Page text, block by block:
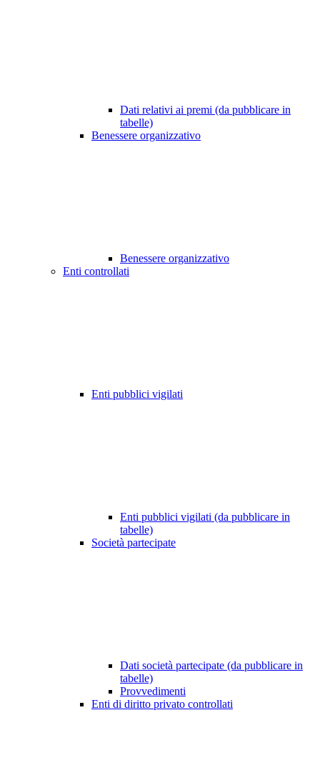
Dati relativi ai premi (da pubblicare in
tabelle)
Benessere organizzativo
Benessere organizzativo
Enti controllati
Enti pubblici vigilati
Enti pubblici vigilati (da pubblicare in
tabelle)
Società partecipate
Dati società partecipate (da pubblicare in
tabelle)
Provvedimenti
Enti di diritto privato controllati